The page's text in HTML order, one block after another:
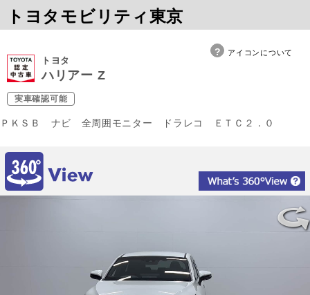
トヨタモビリティ東京
アイコンについて
トヨタ
ハリアー Z
実車確認可能
ＰＫＳＢ ナビ 全周囲モニター ドラレコ ＥＴＣ２．０